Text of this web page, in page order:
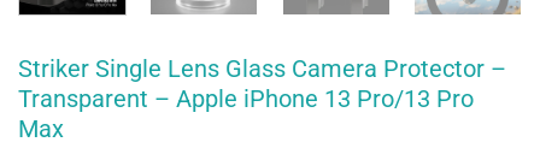
Striker Single Lens Glass Camera Protector –
Transparent – Apple iPhone 13 Pro/13 Pro
Max